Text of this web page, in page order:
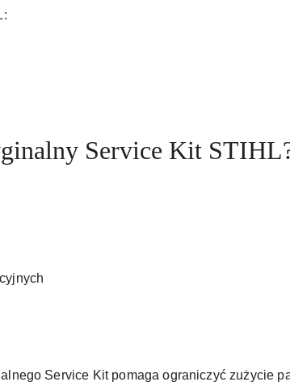
Service Kit
Service Kit pomaga ograniczyć zużycie